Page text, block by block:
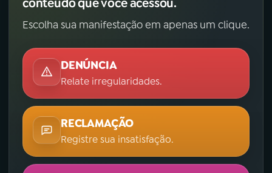
Escolha sua manifestação em apenas um clique.
DENÚNCIA
Relate irregularidades.
RECLAMAÇÃO
Registre sua insatisfação.